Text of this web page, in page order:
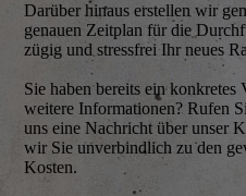
Darüber hinaus erstellen wir
genauen Zeitplan für die
zügig und stressfrei Ihr neues
Sie haben bereits ein konkretes
weitere Informationen? Rufen
uns eine Nachricht über unser
wir Sie unverbindlich zu den
Kosten.